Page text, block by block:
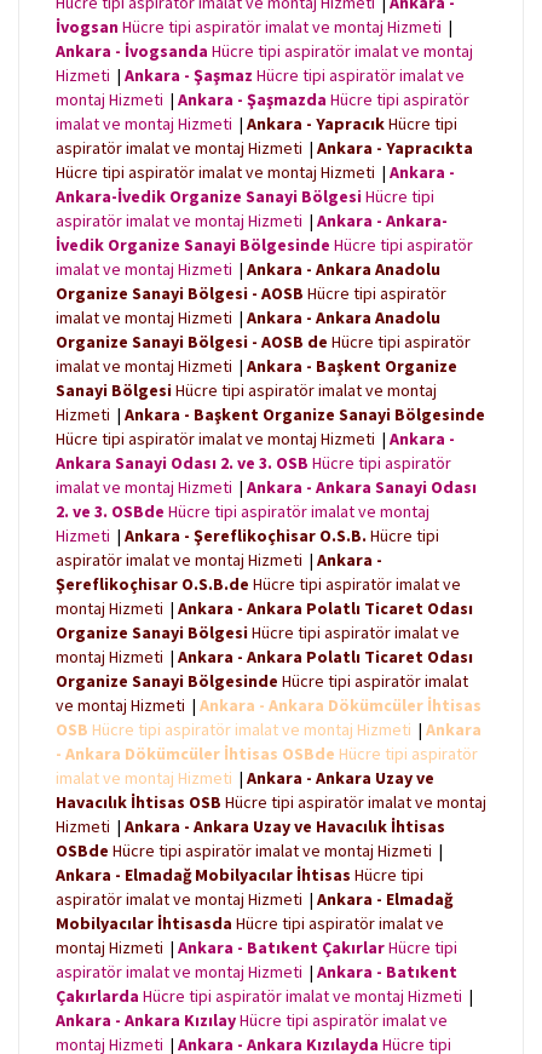
İvogsanHücre tipi aspiratör imalat ve montaj Hizmeti |
Ankara - İvogsanda Hücre tipi aspiratör imalat ve montaj
Hizmeti | Ankara - Şaşmaz Hücre tipi aspiratör imalat ve
montaj Hizmeti | Ankara - Şaşmazda Hücre tipi aspiratör
imalat ve montaj Hizmeti | Ankara - YapracıkHücre tipi
aspiratör imalat ve montaj Hizmeti | Ankara - Yapracıkta
Hücre tipi aspiratör imalat ve montaj Hizmeti | Ankara -
Ankara-İvedik Organize Sanayi BölgesiHücre tipi
aspiratör imalat ve montaj Hizmeti | Ankara - Ankara-
İvedik Organize Sanayi Bölgesinde Hücre tipi aspiratör
imalat ve montaj Hizmeti | Ankara - Ankara Anadolu
Organize Sanayi Bölgesi - AOSB Hücre tipi aspiratör
imalat ve montaj Hizmeti | Ankara - Ankara Anadolu
Organize Sanayi Bölgesi - AOSB de Hücre tipi aspiratör
imalat ve montaj Hizmeti | Ankara - Başkent Organize
Sanayi BölgesiHücre tipi aspiratör imalat ve montaj
Hizmeti | Ankara - Başkent Organize Sanayi Bölgesinde
Hücre tipi aspiratör imalat ve montaj Hizmeti | Ankara -
Ankara Sanayi Odası 2. ve 3. OSB Hücre tipi aspiratör
imalat ve montaj Hizmeti | Ankara - Ankara Sanayi Odası
2. ve 3. OSBde Hücre tipi aspiratör imalat ve montaj
Hizmeti | Ankara - Şereflikoçhisar O.S.B. Hücre tipi
aspiratör imalat ve montaj Hizmeti | Ankara -
Şereflikoçhisar O.S.B.de Hücre tipi aspiratör imalat ve
montaj Hizmeti | Ankara - Ankara Polatlı Ticaret Odası
Organize Sanayi BölgesiHücre tipi aspiratör imalat ve
montaj Hizmeti | Ankara - Ankara Polatlı Ticaret Odası
Organize Sanayi Bölgesinde Hücre tipi aspiratör imalat
ve montaj Hizmeti | Ankara - Ankara Dökümcüler İhtisas
OSB Hücre tipi aspiratör imalat ve montaj Hizmeti | Ankara
- Ankara Dökümcüler İhtisas OSBde Hücre tipi aspiratör
imalat ve montaj Hizmeti | Ankara - Ankara Uzay ve
Havacılık İhtisas OSB Hücre tipi aspiratör imalat ve montaj
Hizmeti | Ankara - Ankara Uzay ve Havacılık İhtisas
OSBde Hücre tipi aspiratör imalat ve montaj Hizmeti |
Ankara - Elmadağ Mobilyacılar İhtisas Hücre tipi
aspiratör imalat ve montaj Hizmeti | Ankara - Elmadağ
Mobilyacılar İhtisasda Hücre tipi aspiratör imalat ve
montaj Hizmeti | Ankara - Batıkent ÇakırlarHücre tipi
aspiratör imalat ve montaj Hizmeti | Ankara - Batıkent
Çakırlarda Hücre tipi aspiratör imalat ve montaj Hizmeti |
Ankara - Ankara KızılayHücre tipi aspiratör imalat ve
montaj Hizmeti | Ankara - Ankara Kızılayda Hücre tipi